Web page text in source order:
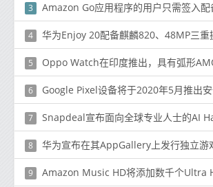
3 Amazon Go应用程序的用户只需签入
4 华为Enjoy 20配备麒麟820、48MP三重
5 Oppo Watch在印度推出，具有弧形AMOLED显示屏
6 Google Pixel设备将于2020年5月推出
7 Snapdeal宣布面向全球专业人士的AI
8 华为宣布在其AppGallery上发行独立游戏的
9 Amazon Music HD将添加数千个Ultra